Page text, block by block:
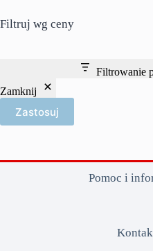
Filtruj wg ceny
Filtrowanie
Zamknij
Zastosuj
Pomoc i